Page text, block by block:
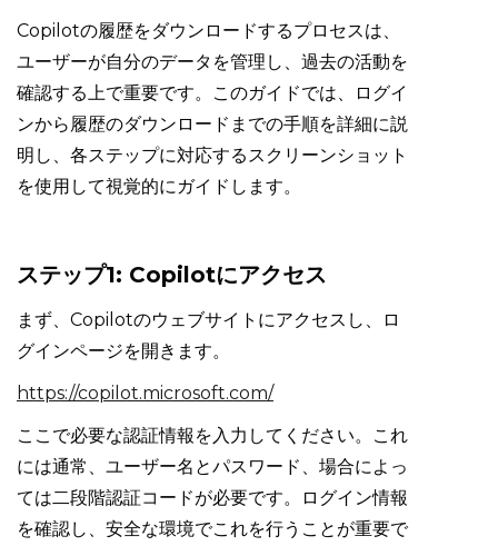
Copilotの履歴をダウンロードするプロセスは、
ユーザーが自分のデータを管理し、過去の活動を
確認する上で重要です。このガイドでは、ログイ
ンから履歴のダウンロードまでの手順を詳細に説
明し、各ステップに対応するスクリーンショット
を使用して視覚的にガイドします。
ステップ1: Copilotにアクセス
まず、Copilotのウェブサイトにアクセスし、ロ
グインページを開きます。
https://copilot.microsoft.com/
ここで必要な認証情報を入力してください。これ
には通常、ユーザー名とパスワード、場合によっ
ては二段階認証コードが必要です。ログイン情報
を確認し、安全な環境でこれを行うことが重要で